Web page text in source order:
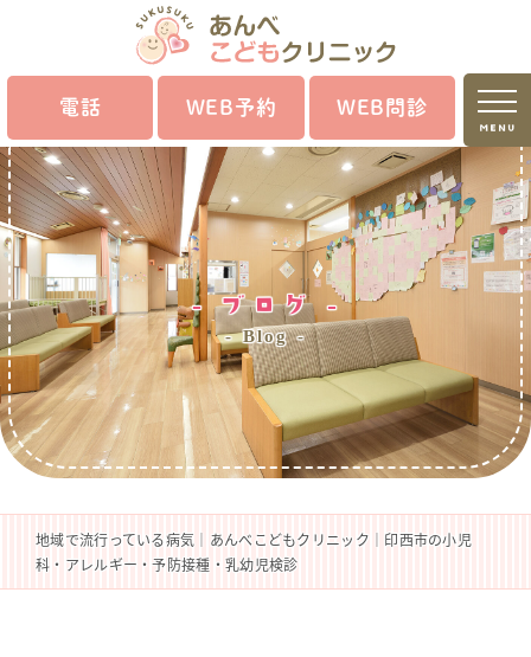
電話 WEB予約 WEB問診
MENU
ブログ
Blog
地域で流行っている病気｜あんべこどもクリニック｜印西市の小児
科・アレルギー・予防接種・乳幼児検診